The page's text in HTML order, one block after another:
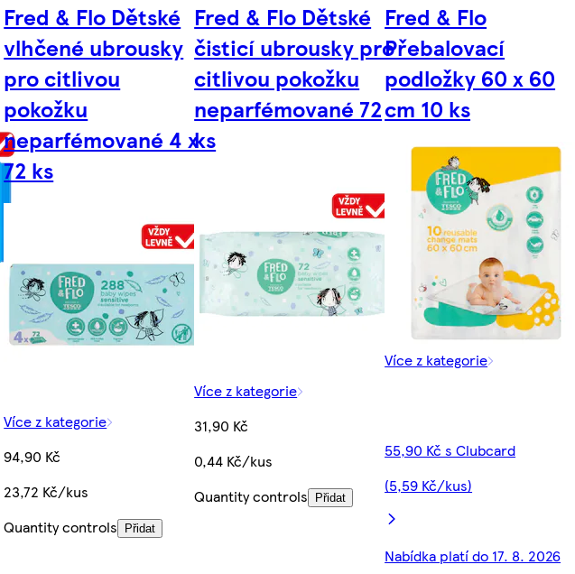
Fred & Flo Dětské
vlhčené ubrousky
pro citlivou
pokožku
neparfémované 4 x
72 ks
Více z kategorie
94,90 Kč
23,72 Kč/kus
Quantity controls
Přidat
Fred & Flo Dětské
čisticí ubrousky pro
citlivou pokožku
neparfémované 72
ks
Více z kategorie
31,90 Kč
0,44 Kč/kus
Quantity controls
Přidat
Fred & Flo
Přebalovací
podložky 60 x 60
cm 10 ks
Více z kategorie
55,90 Kč s Clubcard
(5,59 Kč/kus)
Nabídka platí do 17. 8. 2026